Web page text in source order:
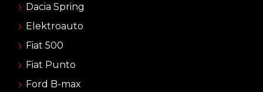
Dacia Spring
Elektroauto
Fiat 500
Fiat Punto
Ford B-max